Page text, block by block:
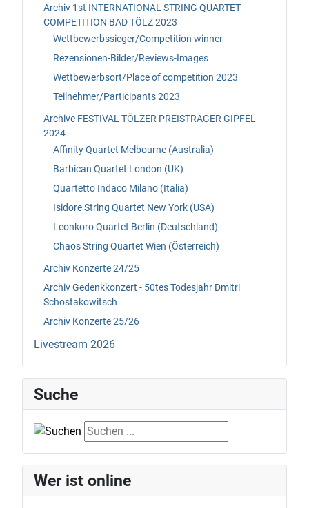
Archiv 1st INTERNATIONAL STRING QUARTET
COMPETITION BAD TÖLZ 2023
Wettbewerbssieger/Competition winner
Rezensionen-Bilder/Reviews-Images
Wettbewerbsort/Place of competition 2023
Teilnehmer/Participants 2023
Archive FESTIVAL TÖLZER PREISTRÄGER GIPFEL
2024
Affinity Quartet Melbourne (Australia)
Barbican Quartet London (UK)
Quartetto Indaco Milano (Italia)
Isidore String Quartet New York (USA)
Leonkoro Quartet Berlin (Deutschland)
Chaos String Quartet Wien (Österreich)
Archiv Konzerte 24/25
Archiv Gedenkkonzert - 50tes Todesjahr Dmitri
Schostakowitsch
Archiv Konzerte 25/26
Livestream 2026
Suche
Suche
Wer ist online